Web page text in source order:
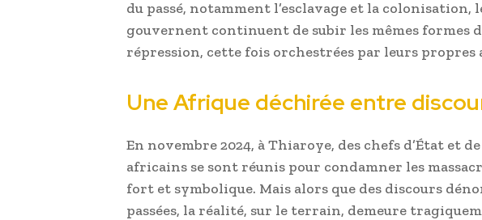
du passé, notamment l’esclavage et la colonisation,
gouvernent continuent de subir les mêmes formes
répression, cette fois orchestrées par leurs propres
Une Afrique déchirée entre
En novembre 2024, à Thiaroye, des chefs d’État et
africains se sont réunis pour condamner les
fort et symbolique. Mais alors que des discours
passées, la réalité, sur le terrain, demeure